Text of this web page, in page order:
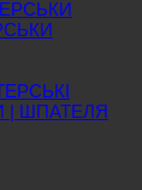
| ШПАТЕЛЯ